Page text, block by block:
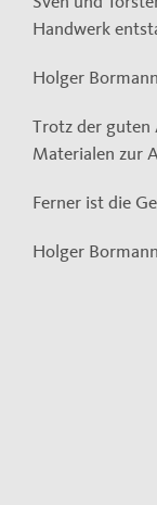
Handwerk
Holger
Trotz der guten
Materialen zur
Ferner ist die
Holger